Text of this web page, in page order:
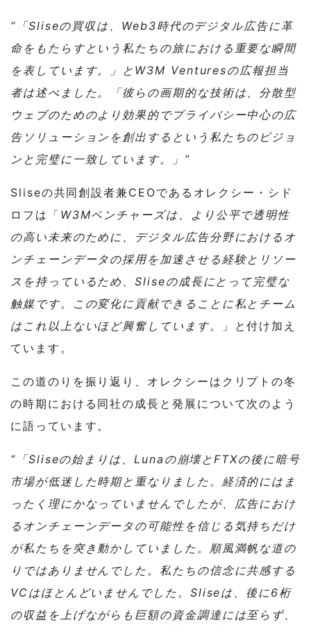
“「Sliseの買収は、Web3時代のデジタル広告に革
命をもたらすという私たちの旅における重要な瞬間
を表しています。」とW3M Venturesの広報担当
者は述べました。「彼らの画期的な技術は、分散型
ウェブのためのより効果的でプライバシー中心の広
告ソリューションを創出するという私たちのビジョ
ンと完璧に一致しています。」”
Sliseの共同創設者兼CEOであるオレクシー・シド
ロフは「 W3Mベンチャーズは、より公平で透明性
の高い未来のために、デジタル広告分野におけるオ
ンチェーンデータの採用を加速させる経験とリソー
スを持っているため、Sliseの成長にとって完璧な
触媒です。この変化に貢献できることに私とチーム
はこれ以上ないほど興奮しています。
」と付け加え
ています。
この道のりを振り返り、オレクシーはクリプトの冬
の時期における同社の成長と発展について次のよう
に語っています。
“「Sliseの始まりは、Lunaの崩壊とFTXの後に暗号
市場が低迷した時期と重なりました。経済的にはま
ったく理にかなっていませんでしたが、広告におけ
るオンチェーンデータの可能性を信じる気持ちだけ
が私たちを突き動かしていました。順風満帆な道の
りではありませんでした。私たちの信念に共感する
VCはほとんどいませんでした。Sliseは、後に6桁
の収益を上げながらも巨額の資金調達には至らず、